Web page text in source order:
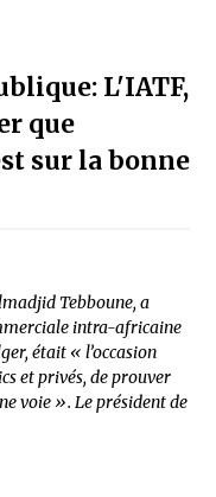
L'IATF,
que
sur la bonne
Tebboune, a
intra-africaine
était « l’occasion
et privés, de prouver
voie ». Le président de